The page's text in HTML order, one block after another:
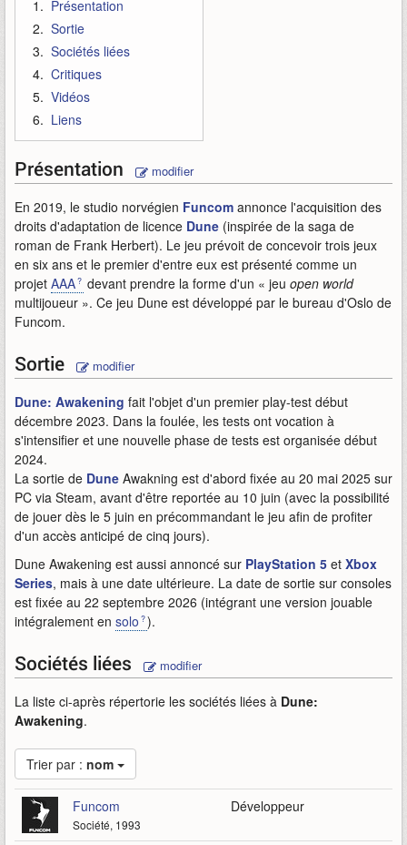
Présentation
Sortie
Sociétés liées
Critiques
Vidéos
Liens
Présentation modifier
En 2019, le studio norvégien Funcom annonce l'acquisition des
droits d'adaptation de licence Dune (inspirée de la saga de
roman de Frank Herbert). Le jeu prévoit de concevoir trois jeux
en six ans et le premier d'entre eux est présenté comme un
projet AAA devant prendre la forme d'un « jeu open world
multijoueur ». Ce jeu Dune est développé par le bureau d'Oslo de
Funcom.
Sortie modifier
Dune: Awakening fait l'objet d'un premier play-test début
décembre 2023. Dans la foulée, les tests ont vocation à
s'intensifier et une nouvelle phase de tests est organisée début
2024.
La sortie de Dune Awakning est d'abord fixée au 20 mai 2025 sur
PC via Steam, avant d'être reportée au 10 juin (avec la possibilité
de jouer dès le 5 juin en précommandant le jeu afin de profiter
d'un accès anticipé de cinq jours).
Dune Awakening est aussi annoncé sur PlayStation 5 et Xbox
Series, mais à une date ultérieure. La date de sortie sur consoles
est fixée au 22 septembre 2026 (intégrant une version jouable
intégralement en solo ).
Sociétés liées modifier
La liste ci-après répertorie les sociétés liées à Dune:
Awakening.
Trier par : nom
Funcom
Société, 1993
Développeur